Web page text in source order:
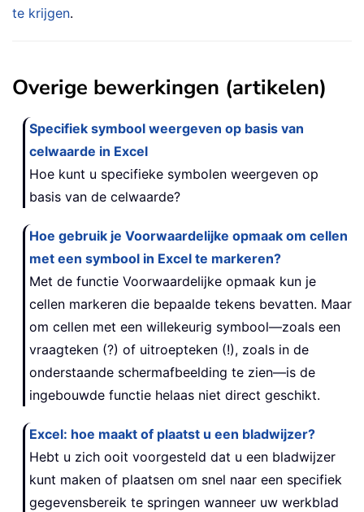
te krijgen.
Overige bewerkingen (artikelen)
Specifiek symbool weergeven op basis van
celwaarde in Excel
Hoe kunt u specifieke symbolen weergeven op
basis van de celwaarde?
Hoe gebruik je Voorwaardelijke opmaak om cellen
met een symbool in Excel te markeren?
Met de functie Voorwaardelijke opmaak kun je
cellen markeren die bepaalde tekens bevatten. Maar
om cellen met een willekeurig symbool—zoals een
vraagteken (?) of uitroepteken (!), zoals in de
onderstaande schermafbeelding te zien—is de
ingebouwde functie helaas niet direct geschikt.
Excel: hoe maakt of plaatst u een bladwijzer?
Hebt u zich ooit voorgesteld dat u een bladwijzer
kunt maken of plaatsen om snel naar een specifiek
gegevensbereik te springen wanneer uw werkblad